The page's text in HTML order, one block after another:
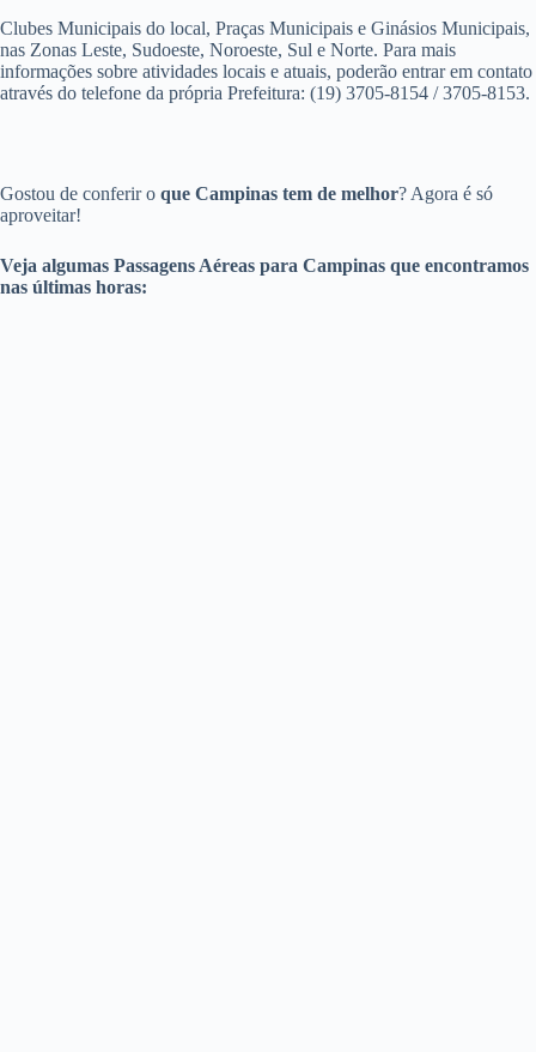
Clubes Municipais do local, Praças Municipais e Ginásios Municipais,
nas Zonas Leste, Sudoeste, Noroeste, Sul e Norte. Para mais
informações sobre atividades locais e atuais, poderão entrar em contato
através do telefone da própria Prefeitura: (19) 3705-8154 / 3705-8153.
Gostou de conferir o que Campinas tem de melhor? Agora é só
aproveitar!
Veja algumas Passagens Aéreas para Campinas que encontramos
nas últimas horas: